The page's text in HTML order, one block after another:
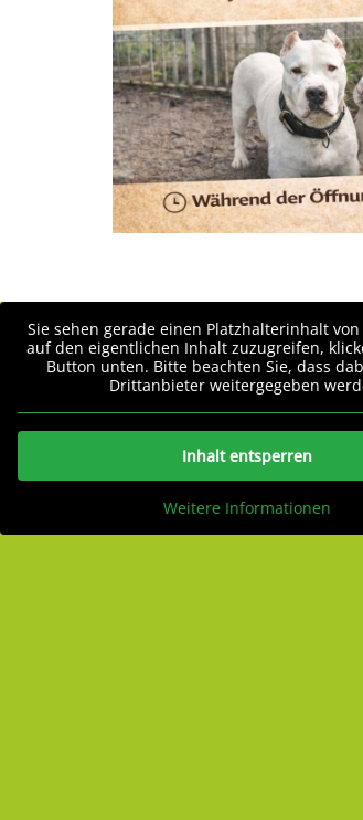
Sie sehen gerade einen Platzhalterinhalt von
auf den eigentlichen Inhalt zuzugreifen,
Button unten. Bitte beachten Sie, dass
Drittanbieter weitergegeben
Inhalt entsperren
Weitere Informationen